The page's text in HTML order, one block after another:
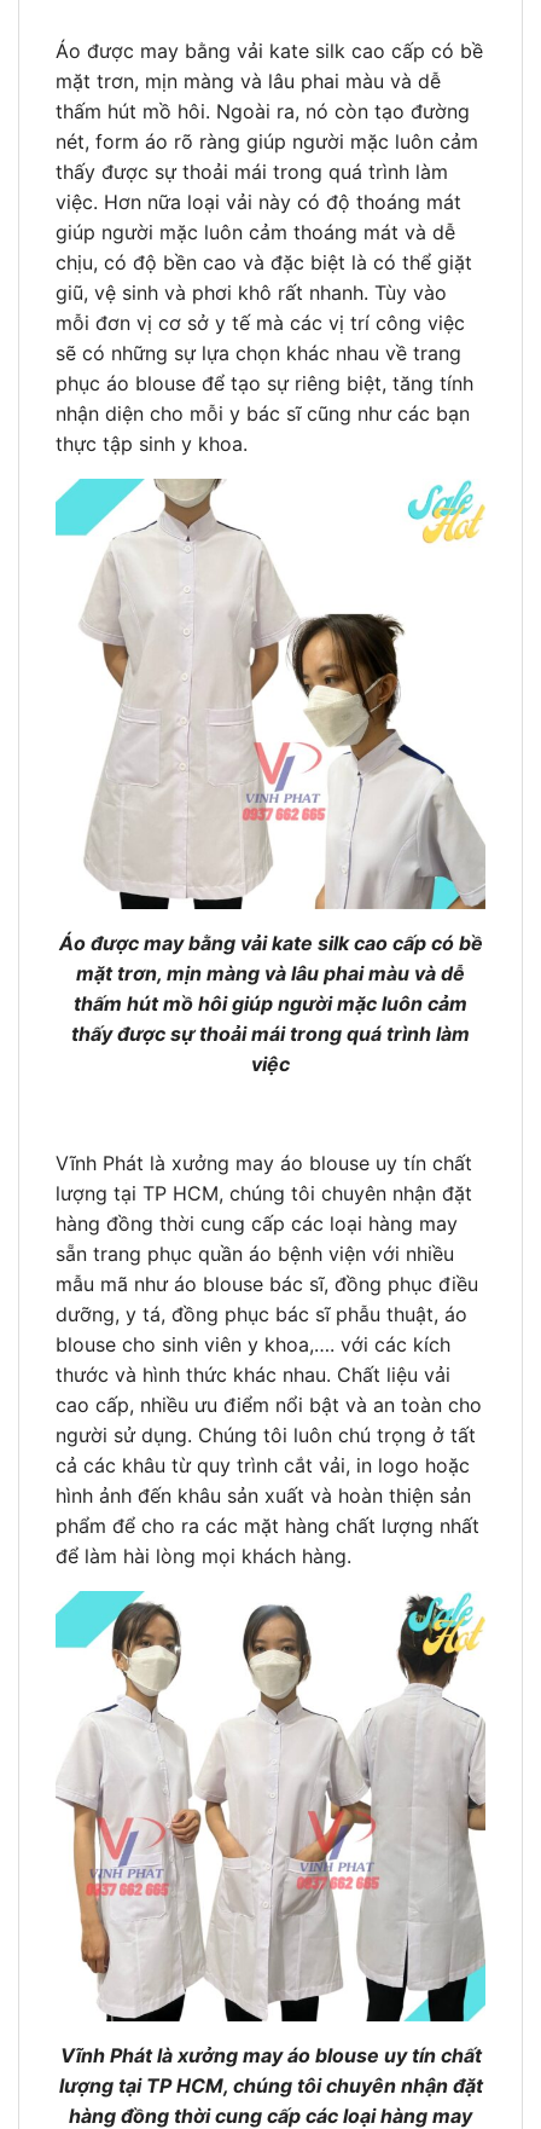
Áo được may bằng vải kate silk cao cấp có bề
mặt trơn, mịn màng và lâu phai màu và dễ
thấm hút mồ hôi. Ngoài ra, nó còn tạo đường
nét, form áo rõ ràng giúp người mặc luôn cảm
thấy được sự thoải mái trong quá trình làm
việc. Hơn nữa loại vải này có độ thoáng mát
giúp người mặc luôn cảm thoáng mát và dễ
chịu, có độ bền cao và đặc biệt là có thể giặt
giũ, vệ sinh và phơi khô rất nhanh. Tùy vào
mỗi đơn vị cơ sở y tế mà các vị trí công việc
sẽ có những sự lựa chọn khác nhau về trang
phục áo blouse để tạo sự riêng biệt, tăng tính
nhận diện cho mỗi y bác sĩ cũng như các bạn
thực tập sinh y khoa.
Áo được may bằng vải kate silk cao cấp có bề
mặt trơn, mịn màng và lâu phai màu và dễ
thấm hút mồ hôi giúp người mặc luôn cảm
thấy được sự thoải mái trong quá trình làm
việc
Vĩnh Phát là xưởng may áo blouse uy tín chất
lượng tại TP HCM, chúng tôi chuyên nhận đặt
hàng đồng thời cung cấp các loại hàng may
sẵn trang phục quần áo bệnh viện với nhiều
mẫu mã như áo blouse bác sĩ, đồng phục điều
dưỡng, y tá, đồng phục bác sĩ phẫu thuật, áo
blouse cho sinh viên y khoa,…. với các kích
thước và hình thức khác nhau. Chất liệu vải
cao cấp, nhiều ưu điểm nổi bật và an toàn cho
người sử dụng. Chúng tôi luôn chú trọng ở tất
cả các khâu từ quy trình cắt vải, in logo hoặc
hình ảnh đến khâu sản xuất và hoàn thiện sản
phẩm để cho ra các mặt hàng chất lượng nhất
để làm hài lòng mọi khách hàng.
Vĩnh Phát là xưởng may áo blouse uy tín chất
lượng tại TP HCM, chúng tôi chuyên nhận đặt
hàng đồng thời cung cấp các loại hàng may